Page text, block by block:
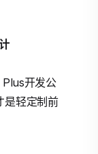
开发公
是轻定制前